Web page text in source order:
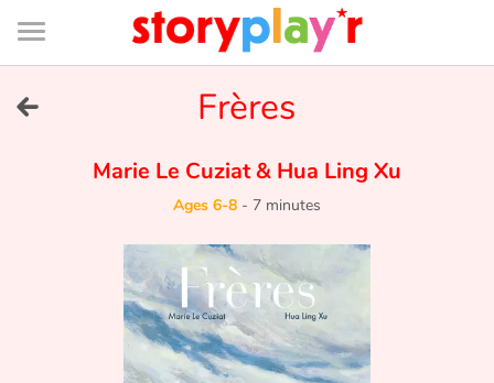
Connexion
Bibliothèque
de
page
Frères
Marie Le Cuziat& Hua Ling Xu
Ages 6-8 - 7 minutes